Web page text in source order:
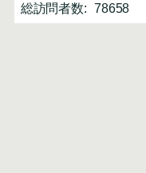
総訪問者数:
78658